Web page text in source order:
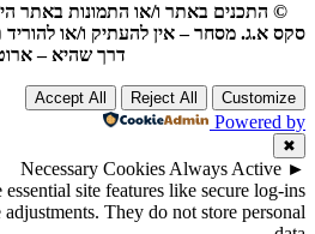
© התכנים באתר ו/או התמונות באתר
סקס א.ג. מסחר – אין להעתיק ו/או
דרך שהיא –
Customize
Reject All
Accept All
Powered by
✖
►
Necessary CookiesAlways Active
site features like secure log-ins
adjustments. They do not store personal